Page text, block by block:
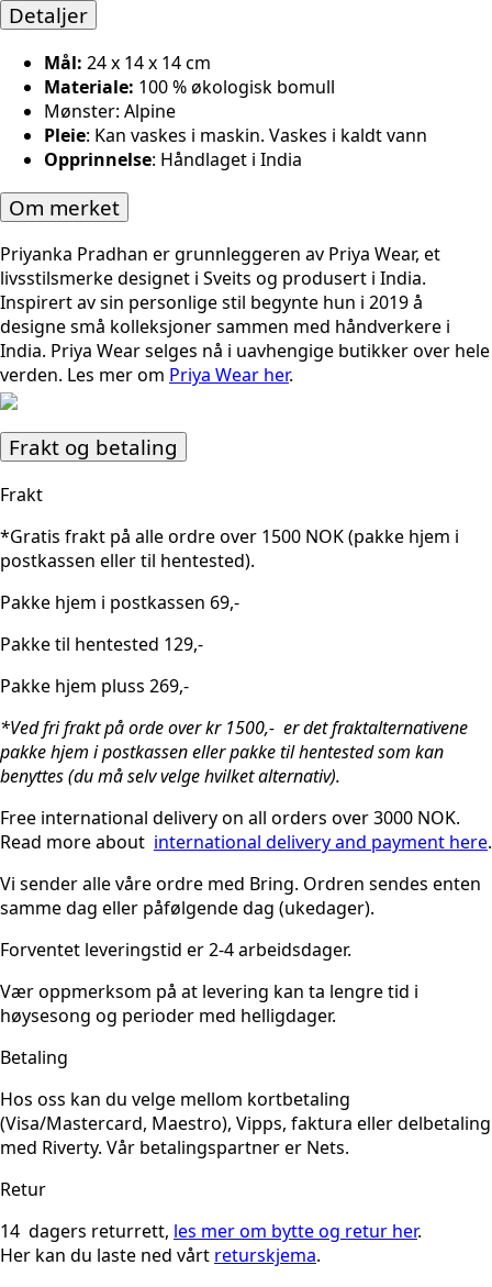
Detaljer
Mål: 24 x 14 x 14 cm
Materiale: 100 % økologisk bomull
Mønster: Alpine
Pleie: Kan vaskes i maskin. Vaskes i kaldt vann
Opprinnelse: Håndlaget i India
Om merket
Priyanka Pradhan er grunnleggeren av Priya Wear, et
livsstilsmerke designet i Sveits og produsert i India.
Inspirert av sin personlige stil begynte hun i 2019 å
designe små kolleksjoner sammen med håndverkere i
India. Priya Wear selges nå i uavhengige butikker over hele
verden. Les mer om Priya Wear her.
Frakt og betaling
Frakt
*Gratis frakt på alle ordre over 1500 NOK (pakke hjem i
postkassen eller til hentested).
Pakke hjem i postkassen 69,-
Pakke til hentested 129,-
Pakke hjem pluss 269,-
*Ved fri frakt på orde over kr 1500,- er det fraktalternativene
pakke hjem i postkassen eller pakke til hentested som kan
benyttes (du må selv velge hvilket alternativ).
Free international delivery on all orders over 3000 NOK.
Read more about international delivery and payment here.
Vi sender alle våre ordre med Bring. Ordren sendes enten
samme dag eller påfølgende dag (ukedager).
Forventet leveringstid er 2-4 arbeidsdager.
Vær oppmerksom på at levering kan ta lengre tid i
høysesong og perioder med helligdager.
Betaling
Hos oss kan du velge mellom kortbetaling
(Visa/Mastercard, Maestro), Vipps, faktura eller delbetaling
med Riverty. Vår betalingspartner er Nets.
Retur
14 dagers returrett, les mer om bytte og retur her.
Her kan du laste ned vårt returskjema.